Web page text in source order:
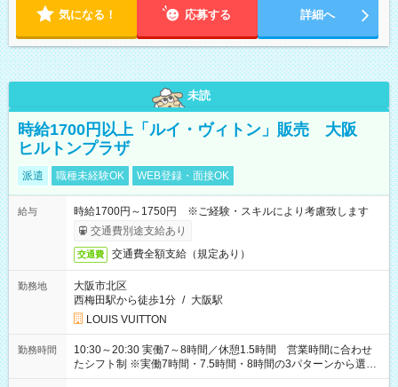
気になる！ 応募する 詳細へ
未読
時給1700円以上「ルイ・ヴィトン」販売 大阪
ヒルトンプラザ
派遣 職種未経験OK WEB登録・面接OK
給与
時給1700円～1750円 ※ご経験・スキルにより考慮致します
交通費別途支給あり
交通費 交通費全額支給（規定あり）
勤務地
大阪市北区
西梅田駅から徒歩1分 / 大阪駅
LOUIS VUITTON
勤務時間
10:30～20:30 実働7～8時間／休憩1.5時間 営業時間に合わせ
たシフト制 ※実働7時間・7.5時間・8時間の3パターンから選択
可能